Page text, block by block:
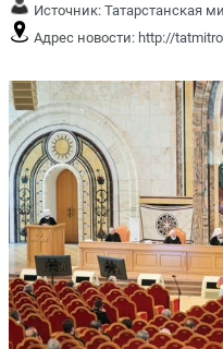
Источник: Татарстанская
Адрес новости: http://